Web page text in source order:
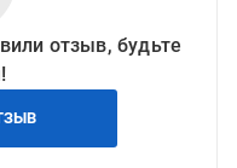
отзыв, будьте